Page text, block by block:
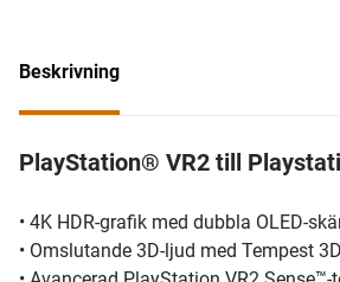
Beskrivning
PlayStation® VR2 till
• 4K HDR-grafik med dubbla OLED-
• Omslutande 3D-ljud med Tempest